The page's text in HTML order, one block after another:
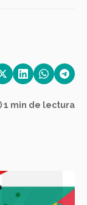
1 min de lectura